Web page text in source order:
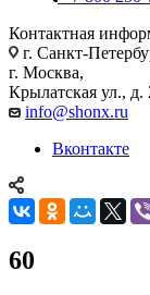
Контактная
г. Санкт-
г. Москва,
Крылатская ул., д.
info@shonx.ru
Вконтакте
60